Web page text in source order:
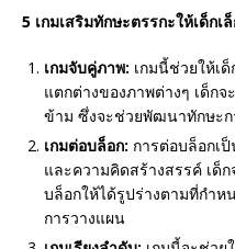
5 เกมเสริมทักษะตรรกะให้เด็กเ
เกมจับคู่ภาพ: เกมนี้ช่วยให้เ
แตกต่างของภาพต่างๆ เด็ก
ข้าม ซึ่งจะช่วยพัฒนาทักษะก
เกมต่อบล็อก: การต่อบล็อกเ
และความคิดสร้างสรรค์ เด็
บล็อกให้ได้รูปร่างตามที่กำ
การวางแผน